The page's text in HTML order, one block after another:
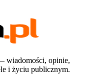
wiadomości, opinie,
i życiu publicznym.